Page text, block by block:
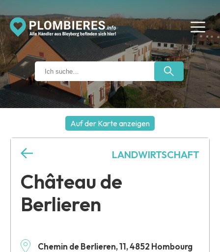
Auf der Karte anzeigen
Château de
Berlieren
Chemin de Berlieren, 11, 4852 Hombourg
LANDWIRTSCHAFT
+
−